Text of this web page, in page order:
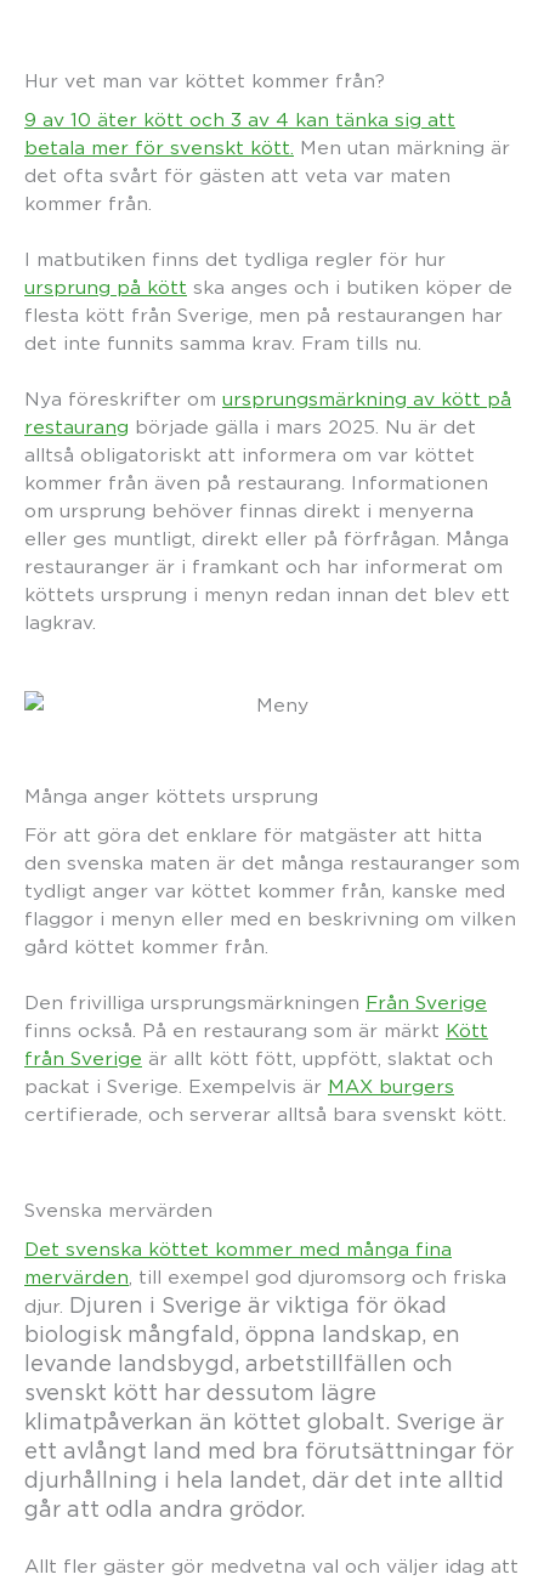
Hur vet man var köttet kommer från?
9 av 10 äter kött och 3 av 4 kan tänka sig att
betala mer för svenskt kött. Men utan märkning är
det ofta svårt för gästen att veta var maten
kommer från.
I matbutiken finns det tydliga regler för hur
ursprung på kött ska anges och i butiken köper de
flesta kött från Sverige, men på restaurangen har
det inte funnits samma krav. Fram tills nu.
Nya föreskrifter om ursprungsmärkning av kött på
restaurang började gälla i mars 2025. Nu är det
alltså obligatoriskt att informera om var köttet
kommer från även på restaurang. Informationen
om ursprung behöver finnas direkt i menyerna
eller ges muntligt, direkt eller på förfrågan. Många
restauranger är i framkant och har informerat om
köttets ursprung i menyn redan innan det blev ett
lagkrav.
Många anger köttets ursprung
För att göra det enklare för matgäster att hitta
den svenska maten är det många restauranger som
tydligt anger var köttet kommer från, kanske med
flaggor i menyn eller med en beskrivning om vilken
gård köttet kommer från.
Den frivilliga ursprungsmärkningen Från Sverige
finns också. På en restaurang som är märkt Kött
från Sverige är allt kött fött, uppfött, slaktat och
packat i Sverige. Exempelvis är MAX burgers
certifierade, och serverar alltså bara svenskt kött.
Svenska mervärden
Det svenska köttet kommer med många fina
mervärden , till exempel god djuromsorg och friska
djur. Djuren i Sverige är viktiga för ökad
biologisk mångfald, öppna landskap, en
levande landsbygd, arbetstillfällen och
svenskt kött har dessutom lägre
klimatpåverkan än köttet globalt. Sverige är
ett avlångt land med bra förutsättningar för
djurhållning i hela landet, där det inte alltid
går att odla andra grödor.
Allt fler gäster gör medvetna val och väljer idag att